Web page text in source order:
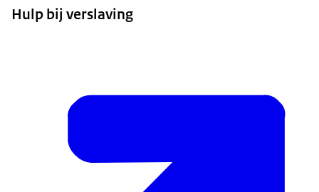
Hulp bij verslaving